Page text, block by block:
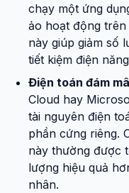
chạy một ứng
ảo hoạt động
này giúp giảm số
tiết kiệm điện
Điện toán đám
Cloud hay
tài nguyên điện
phần cứng riêng.
này thường được
lượng hiệu quả
nhân.